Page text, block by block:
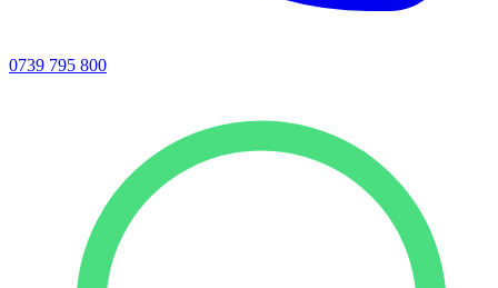
0739 795 800